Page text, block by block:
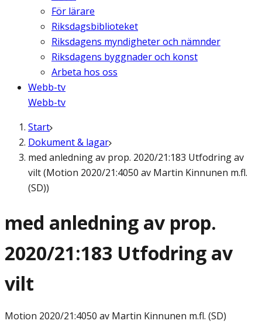
För lärare
Riksdagsbiblioteket
Riksdagens myndigheter och nämnder
Riksdagens byggnader och konst
Arbeta hos oss
Webb-tv
Webb-tv
Start
Dokument & lagar
med anledning av prop. 2020/21:183 Utfodring av
vilt (Motion 2020/21:4050 av Martin Kinnunen m.fl.
(SD))
med anledning av prop.
2020/21:183 Utfodring av
vilt
Motion 2020/21:4050 av Martin Kinnunen m.fl. (SD)